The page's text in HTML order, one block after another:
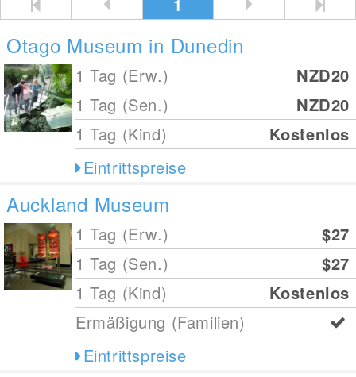
Otago Museum in Dunedin
1 Tag (Erw.)
NZD20
1 Tag (Sen.)
NZD20
1 Tag (Kind)
Kostenlos
Eintrittspreise
Auckland Museum
1 Tag (Erw.)
$27
1 Tag (Sen.)
$27
1 Tag (Kind)
Kostenlos
Ermäßigung (Familien)
Eintrittspreise